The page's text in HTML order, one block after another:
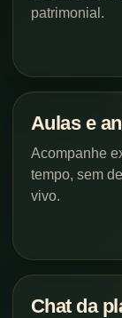
patrimonial.
Aulas e
Acompanhe
tempo, sem
vivo.
Chat da